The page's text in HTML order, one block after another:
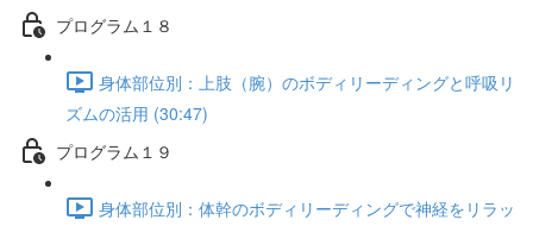
プログラム１８
身体部位別：上肢（腕）のボディリーディングと呼吸リ
ズムの活用 (30:47)
プログラム１９
身体部位別：体幹のボディリーディングで神経をリラッ